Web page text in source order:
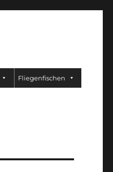
Fliegenfischen